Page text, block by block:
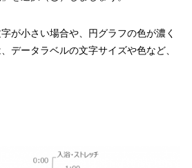
が小さい場合や、円グラフの色が濃く
データラベルの文字サイズや色など、